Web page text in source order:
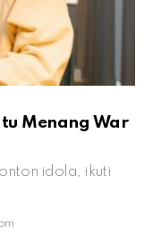
Menang War
idola, ikuti